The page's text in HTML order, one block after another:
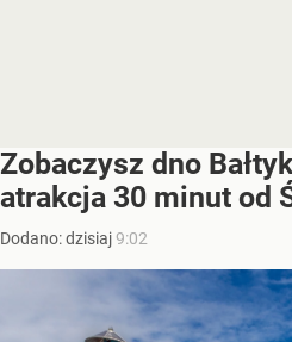
Zobaczysz dno
atrakcja 30 minut od
Dodano:dzisiaj9:02